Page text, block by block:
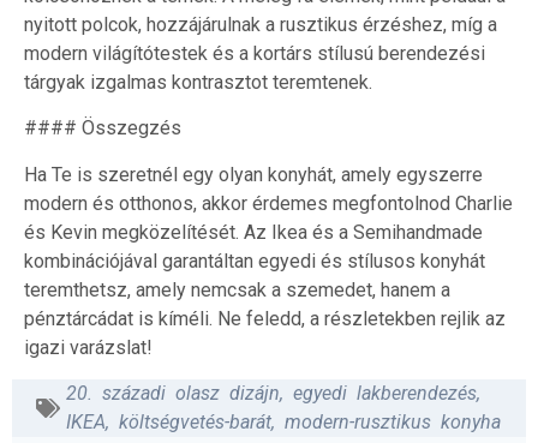
nyitott polcok, hozzájárulnak a rusztikus érzéshez, míg a
modern világítótestek és a kortárs stílusú berendezési
tárgyak izgalmas kontrasztot teremtenek.
#### Összegzés
Ha Te is szeretnél egy olyan konyhát, amely egyszerre
modern és otthonos, akkor érdemes megfontolnod Charlie
és Kevin megközelítését. Az Ikea és a Semihandmade
kombinációjával garantáltan egyedi és stílusos konyhát
teremthetsz, amely nemcsak a szemedet, hanem a
pénztárcádat is kíméli. Ne feledd, a részletekben rejlik az
igazi varázslat!
20. századi olasz dizájn, egyedi lakberendezés,
IKEA, költségvetés-barát, modern-rusztikus konyha